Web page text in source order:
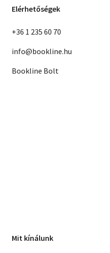
Elérhetőségek
+36 1 235 60 70
info@bookline.hu
Bookline Bolt
Mit kínálunk